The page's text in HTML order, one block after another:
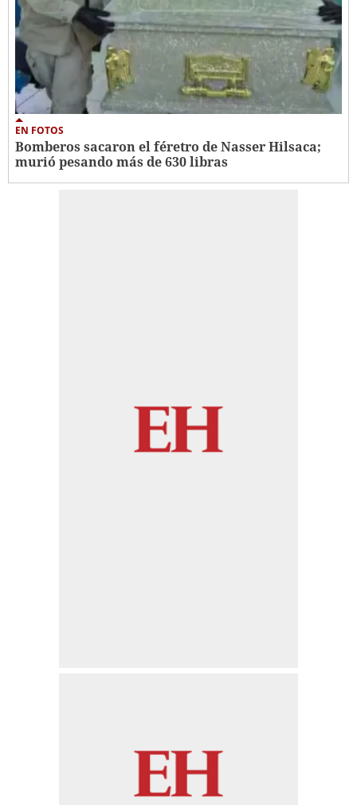
EN FOTOS
Bomberos sacaron el féretro de Nasser Hilsaca;
murió pesando más de 630 libras